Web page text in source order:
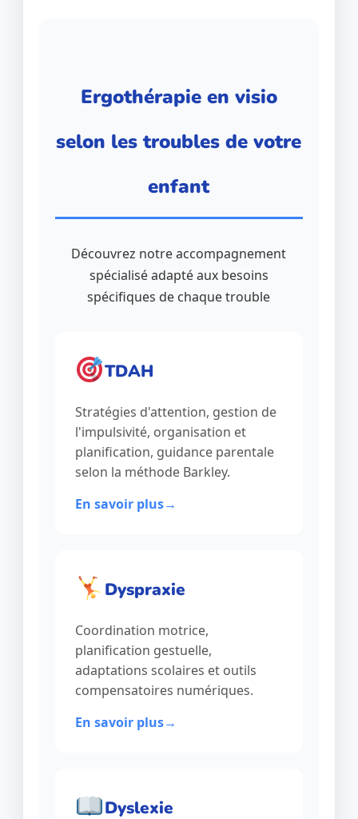
Ergothérapie en visio
selon les troubles de votre
enfant
Découvrez notre accompagnement
spécialisé adapté aux besoins
spécifiques de chaque trouble
TDAH
Stratégies d'attention, gestion de
l'impulsivité, organisation et
planification, guidance parentale
selon la méthode Barkley.
En savoir plus
Dyspraxie
Coordination motrice,
planification gestuelle,
adaptations scolaires et outils
compensatoires numériques.
En savoir plus
Dyslexie